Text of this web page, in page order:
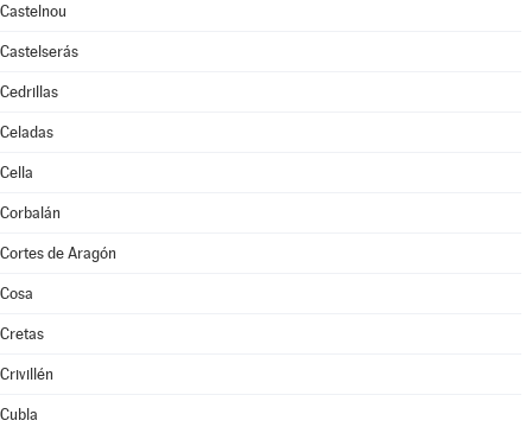
Castelnou
Castelserás
Cedrillas
Celadas
Cella
Corbalán
Cortes de Aragón
Cosa
Cretas
Crivillén
Cubla